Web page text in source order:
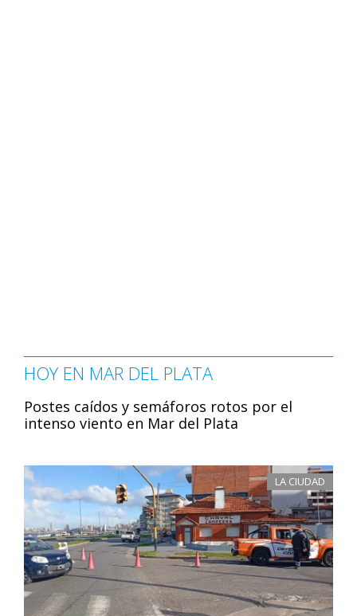
HOY EN MAR DEL PLATA
Postes caídos y semáforos rotos por el
intenso viento en Mar del Plata
LA CIUDAD